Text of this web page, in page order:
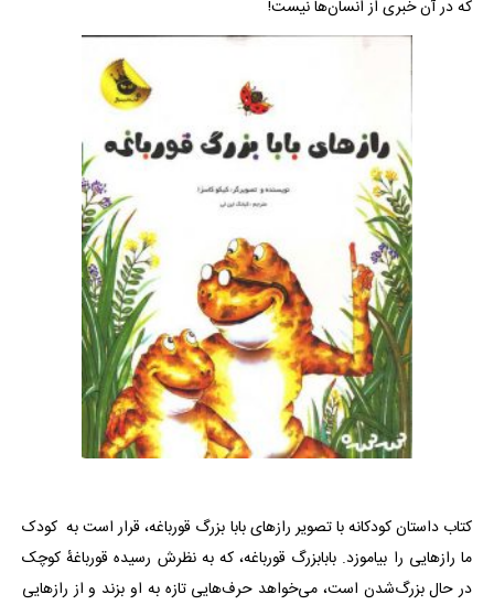
که در آن خبری از انسان‌ها نیست!
کتاب داستان کودکانه با تصویر رازهای بابا بزرگ قورباغه، قرار است به کودک
ما رازهایی را بیاموزد. بابابزرگ قورباغه، که به نظرش رسیده قورباغهٔ کوچک
در حال بزرگ‌شدن است، می‌خواهد حرف‌هایی تازه ‌به او بزند و از رازهایی